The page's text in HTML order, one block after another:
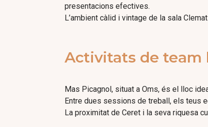
presentacions efectives.
L’ambient càlid i vintage de la sala
Activitats de team
Mas Picagnol, situat a Oms, és el lloc
Entre dues sessions de treball, els teus
La proximitat de Ceret i la seva riquesa